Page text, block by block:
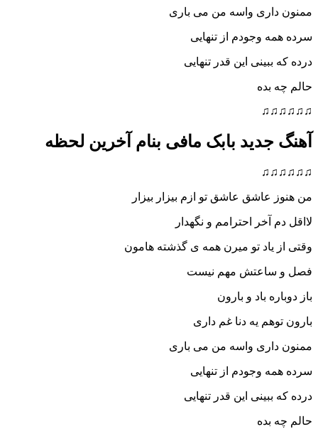
واسه من می باری
وجودم از تنهایی
این قدر تنهایی
بابک مافی بنام آخرین لحظه
عاشق تو ازم بیزار بیزار
آخر احترامم و نگهدار
یاد تو میرن همه ی گذشته هامون
مهم نیست
باد و بارون
یه دنا غم داری
واسه من می باری
وجودم از تنهایی
این قدر تنهایی